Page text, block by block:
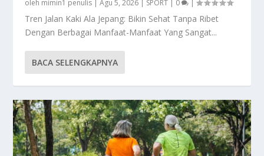
oleh mimin1 penulis |Agu 5, 2026 | SPORT | 0 |
Tren Jalan Kaki Ala Jepang: Bikin Sehat Tanpa Ribet
Dengan Berbagai Manfaat-Manfaat Yang Sangat...
BACA SELENGKAPNYA